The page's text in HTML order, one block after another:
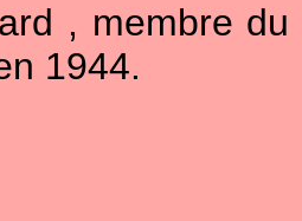
, membre
1944.